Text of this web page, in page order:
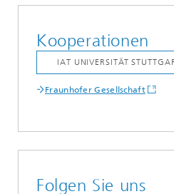
Kooperationen
Fraunhofer Gesellschaft
Folgen Sie uns